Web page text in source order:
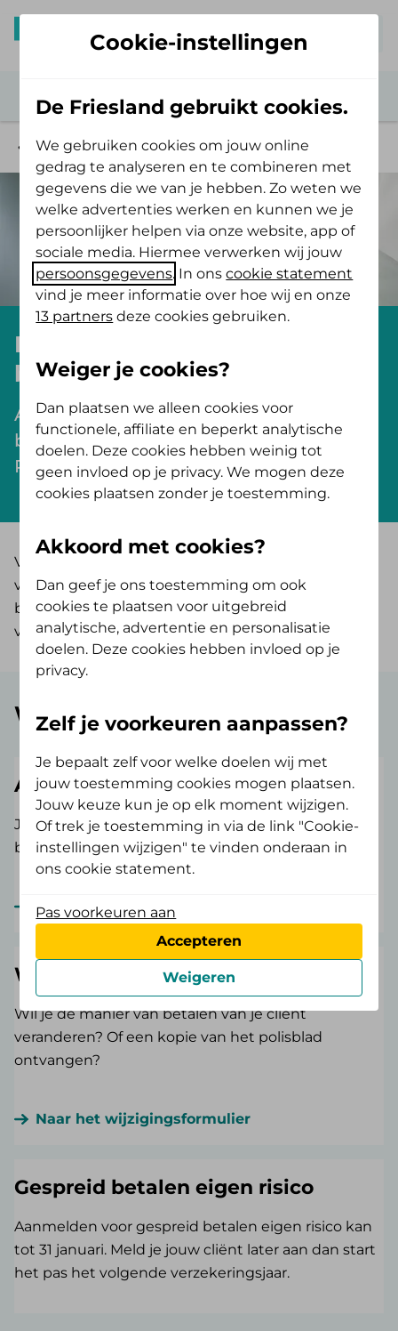
Betalen
Bewindvoerders, curators en
budgetbeheerders
Aanvragen, wijzigingen en
betalingsregelingen voor je cliënt?
Regel het online.
Via deze pagina kun je aanvragen en wijzigingen
voor je cliënt doorgeven. Heeft je cliënt een
betalingsachterstand? Graag helpen we je met het
vinden van een oplossing.
Wat wil je doen?
Aan en afmelden
Je cliënt aan- of afmelden voor
beschermingsbewind, curatele of budgetbeheer?
Naar het aan- afmeldformulier
Wijziging doorgeven
Wil je de manier van betalen van je cliënt
veranderen? Of een kopie van het polisblad
ontvangen?
Naar het wijzigingsformulier
Gespreid betalen eigen risico
Aanmelden voor gespreid betalen eigen risico kan
tot 31 januari. Meld je jouw cliënt later aan dan start
het pas het volgende verzekeringsjaar.
Cookie-instellingen
De Friesland gebruikt cookies.
We gebruiken cookies om jouw online
gedrag te analyseren en te combineren met
gegevens die we van je hebben. Zo weten we
welke advertenties werken en kunnen we je
persoonlijker helpen via onze website, app of
sociale media. Hiermee verwerken wij jouw
persoonsgegevens. In onscookie statement
vind je meer informatie over hoe wij en onze
13 partners deze cookies gebruiken.
Weiger je cookies?
Dan plaatsen we alleen cookies voor
functionele, affiliate en beperkt analytische
doelen. Deze cookies hebben weinig tot
geen invloed op je privacy. We mogen deze
cookies plaatsen zonder je toestemming.
Akkoord met cookies?
Dan geef je ons toestemming om ook
cookies te plaatsen voor uitgebreid
analytische, advertentie en personalisatie
doelen. Deze cookies hebben invloed op je
privacy.
Zelf je voorkeuren aanpassen?
Je bepaalt zelf voor welke doelen wij met
jouw toestemming cookies mogen plaatsen.
Jouw keuze kun je op elk moment wijzigen.
Of trek je toestemming in via de link "Cookie-
instellingen wijzigen" te vinden onderaan in
ons cookie statement.
Pas voorkeuren aan
Accepteren
Weigeren